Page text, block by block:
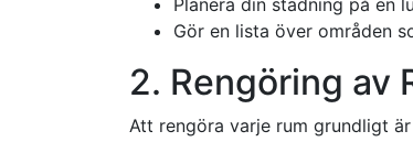
Planera din städning på en
Gör en lista över områden
2. Rengöring av
Att rengöra varje rum grundligt